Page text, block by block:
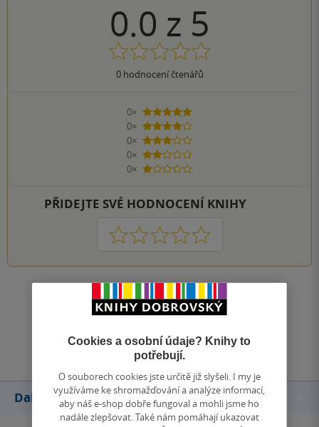
0.0 z 5
0hodnocení čtenářů
0×
5 hvězdiček
0×
4 hvězdičky
0×
3 hvězdičky
0×
2 hvězdičky
0×
1 hvezdička
PŘIDEJTE SVÉ HODNOCENÍ KNIHY
1 2 3 4 5
Přidat hodnocení
Další knihy autora
Cookies a osobní údaje? Knihy to
potřebují.
O souborech cookies jste určitě již slyšeli. I my je
využíváme ke shromažďování a analýze informací,
aby náš e-shop dobře fungoval a mohli jsme ho
nadále zlepšovat. Také nám pomáhají ukazovat